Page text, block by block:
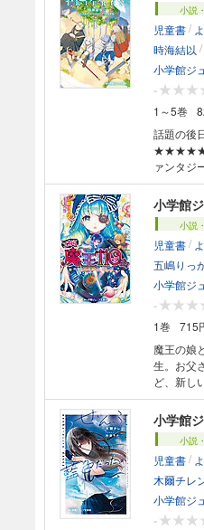
小説
児童書/
時海結以 /
小学館ジ
-
1～5巻
話題の後
ァンタジ
じまる物語。 魔王を倒して王都へ凱旋した勇者ヒ
戦士のアイ
旅をふりか
れいに見
に、50年後の再
レンは、 な
★ ※対
小学館
小説
児童書/
五嶋りっ
小学館ジ
-
1巻
715
魔王の娘とフツ
生。お父
ど、新し
た。 そんなある日の夜、クラスメイトにさそわれて肝だめしにやってきた
小学校の校
ぐるみを
来た「魔
言うんだけど――！？ ※この作品
録されて
小学館
小説
児童書/
木爾チレ
小学館ジ
-